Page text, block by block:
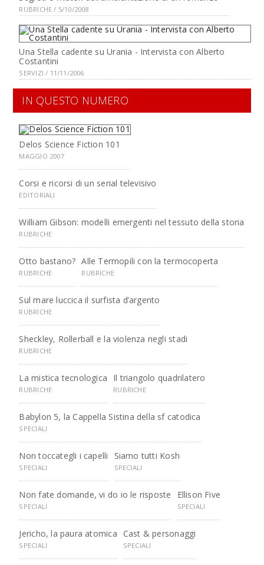
RUBRICHE / 5/10/2008
Una Stella cadente su Urania - Intervista con Alberto
Costantini
SERVIZI / 11/11/2006
IN QUESTO NUMERO
Delos Science Fiction 101
MAGGIO 2007
Corsi e ricorsi di un serial televisivo
EDITORIALI
William Gibson: modelli emergenti nel tessuto della storia
RUBRICHE
Otto bastano?
RUBRICHE
Alle Termopili con la termocoperta
RUBRICHE
Sul mare luccica il surfista d’argento
RUBRICHE
Sheckley, Rollerball e la violenza negli stadi
RUBRICHE
La mistica tecnologica
RUBRICHE
Il triangolo quadrilatero
RUBRICHE
Babylon 5, la Cappella Sistina della sf catodica
SPECIALI
Non toccategli i capelli
SPECIALI
Siamo tutti Kosh
SPECIALI
Non fate domande, vi do io le risposte
SPECIALI
Ellison Five
SPECIALI
Jericho, la paura atomica
SPECIALI
Cast & personaggi
SPECIALI